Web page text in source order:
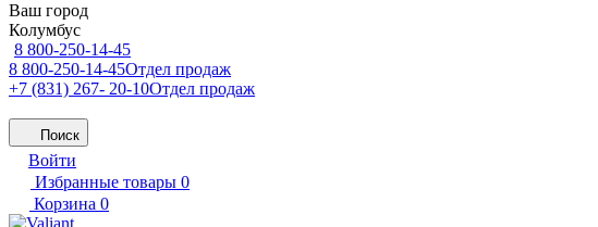
Ваш город
Колумбус
8 800-250-14-45
8 800-250-14-45Отдел продаж
+7 (831) 267- 20-10Отдел продаж
Поиск
Войти
Избранные товары 0
Корзина 0